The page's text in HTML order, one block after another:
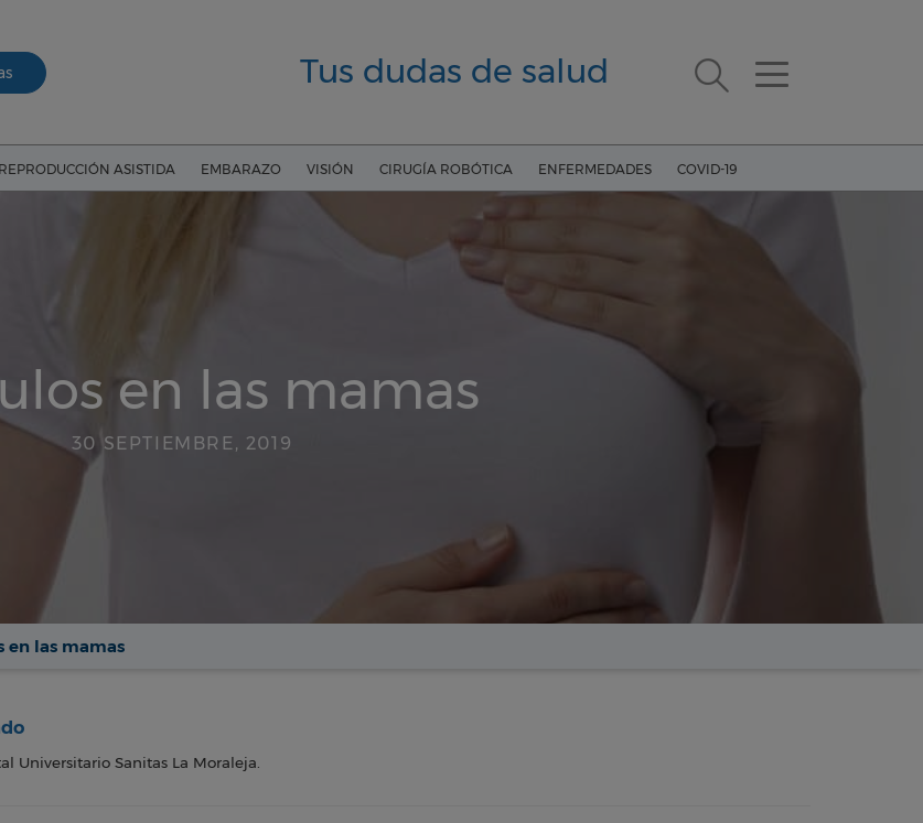
Tus dudas de salud
REPRODUCCIÓN ASISTIDA EMBARAZO VISIÓN CIRUGÍA ROBÓTICA ENFERMEDADES COVID-19
en las mamas
30 SEPTIEMBRE, 2019
en las mamas
Universitario Sanitas La Moraleja.